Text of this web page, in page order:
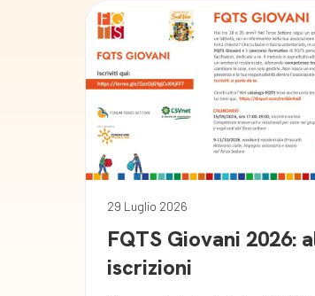
29 Luglio 2026
FQTS Giovani 2026:
iscrizioni